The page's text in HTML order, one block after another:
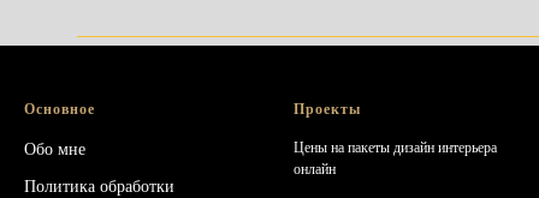
Основное
Обо мне
Политика обработки
Проекты
Цены на пакеты дизайн интерьера
онлайн